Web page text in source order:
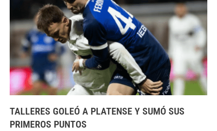
TALLERES GOLEÓ A PLATENSE Y SUMÓ SUS
PRIMEROS PUNTOS